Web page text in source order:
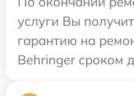
услуги Вы
гарантию на
Behringer сроком